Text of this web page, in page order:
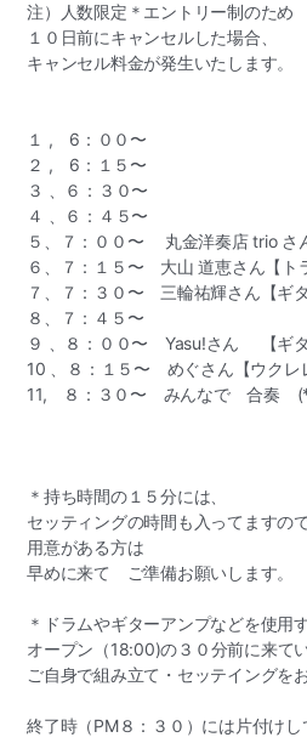
注）人数限定＊エントリー制のため
１０日前にキャンセルした場合、
キャンセル料金が発生いたします。
１ , 6：００〜
２ , 6：１５〜
３ 、６：３０〜
４ 、６：４５〜
５、７：００〜 丸金洋奏店 trio さ
６、７：１５〜 大山 道恵さん【ト
７、７：３０〜 三輪祐輝さん【ギタ
８、７：４５〜
９ 、８：００〜 Yasu!さん 【ギタ
10 、８：１５〜 めぐさん【ウクレ
11, ８：３０〜 みんなで 合奏
＊持ち時間の１５分には、
セッティングの時間も入ってますの
用意がある方は
早めに来て ご準備お願いします。
＊ドラムやギターアンプなどを使用
オープン（18:00)の３０分前に来て
ご自身で組み立て・セッテイングを
終了時（PM８：３０）には片付けし